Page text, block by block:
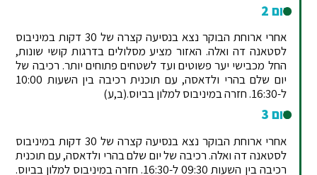
יום 2
אחרי ארוחת הבוקר נצא בנסיעה קצרה של 30 דקות במיניבוס
לסטאנה דה ואלה. האזור מציע מסלולים בדרגות קושי שונות,
החל מכבישי יער פשוטים ועד לשטחים פתוחים יותר. רכיבה של
יום שלם בהרי ולדאסה, עם תוכנית רכיבה בין השעות 10:00
ל-16:30. חזרה במיניבוס למלון בביוס.(ב,ע)
יום 3
אחרי ארוחת הבוקר נצא בנסיעה קצרה של 30 דקות במיניבוס
לסטאנה דה ואלה. רכיבה של יום שלם בהרי ולדאסה, עם תוכנית
רכיבה בין השעות 09:30 ל-16:30. חזרה במיניבוס למלון בביוס.